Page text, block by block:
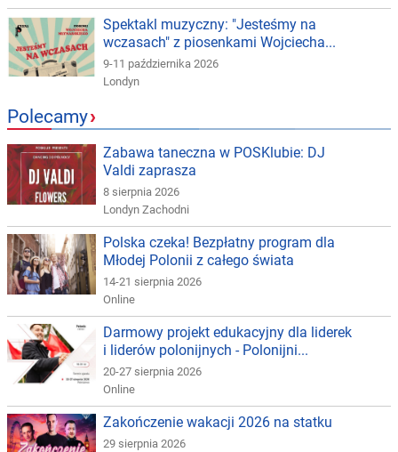
Spektakl muzyczny: "Jesteśmy na
wczasach" z piosenkami Wojciecha...
9-11 października 2026
Londyn
Polecamy›
Zabawa taneczna w POSKlubie: DJ
Valdi zaprasza
8 sierpnia 2026
Londyn Zachodni
Polska czeka! Bezpłatny program dla
Młodej Polonii z całego świata
14-21 sierpnia 2026
Online
Darmowy projekt edukacyjny dla liderek
i liderów polonijnych - Polonijni...
20-27 sierpnia 2026
Online
Zakończenie wakacji 2026 na statku
29 sierpnia 2026